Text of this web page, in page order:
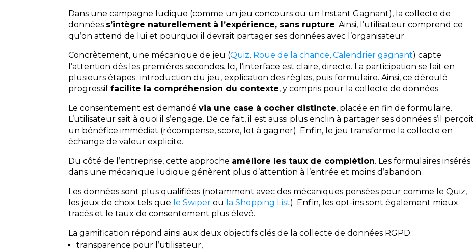
Dans une campagne ludique (comme un jeu concours ou un Instant Gagnant), la collecte de
données s’intègre naturellement à l’expérience, sans rupture. Ainsi, l’utilisateur comprend ce
qu’on attend de lui et pourquoi il devrait partager ses données avec l’organisateur.
Concrètement, une mécanique de jeu (Quiz, Roue de la chance,Calendrier gagnant) capte
l’attention dès les premières secondes. Ici, l’interface est claire, directe. La participation se fait en
plusieurs étapes : introduction du jeu, explication des règles, puis formulaire. Ainsi, ce déroulé
progressiffacilite la compréhension du contexte, y compris pour la collecte de données.
Le consentement est demandévia une case à cocher distincte, placée en fin de formulaire.
L’utilisateur sait à quoi il s’engage. De ce fait, il est aussi plus enclin à partager ses données s’il perçoit
un bénéfice immédiat (récompense, score, lot à gagner). Enfin, le jeu transforme la collecte en
échange de valeur explicite.
Du côté de l’entreprise, cette approche améliore les taux de complétion. Les formulaires insérés
dans une mécanique ludique génèrent plus d’attention à l’entrée et moins d’abandon.
Les données sont plus qualifiées (notamment avec des mécaniques pensées pour comme le Quiz,
les jeux de choix tels que le Swiper ou la Shopping List). Enfin, les opt-ins sont également mieux
tracés et le taux de consentement plus élevé.
La gamification répond ainsi aux deux objectifs clés de la collecte de données RGPD :
transparence pour l’utilisateur,